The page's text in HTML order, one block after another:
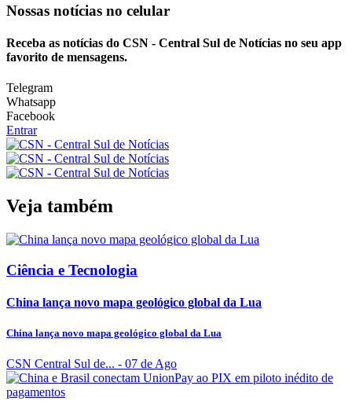
Nossas notícias no celular
Receba as notícias do CSN - Central Sul de Notícias no seu app
favorito de mensagens.
Telegram
Whatsapp
Facebook
Entrar
Veja também
Ciência e Tecnologia
China lança novo mapa geológico global da Lua
China lança novo mapa geológico global da Lua
CSN Central Sul de... - 07 de Ago